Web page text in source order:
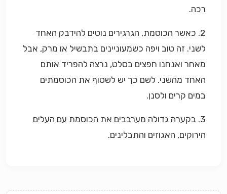
רכה.
2. כאשר הכוסמת, הגרגירים נוטים להידבק האחד
לשני. זה טוב ויפה כשמעוניינים בתבשיל או מרק, אבל
מאחר ואנחנו חפצים בסלט, נרצה להפריד אותם
האחד מהשני. לשם כך יש לשטוף את הכוסמתים
במים קרים ולסנן.
3. בקערה גדולה מערבבים את הכוסמת עם העלים
הירוקים, האגוזים והתבלינים.